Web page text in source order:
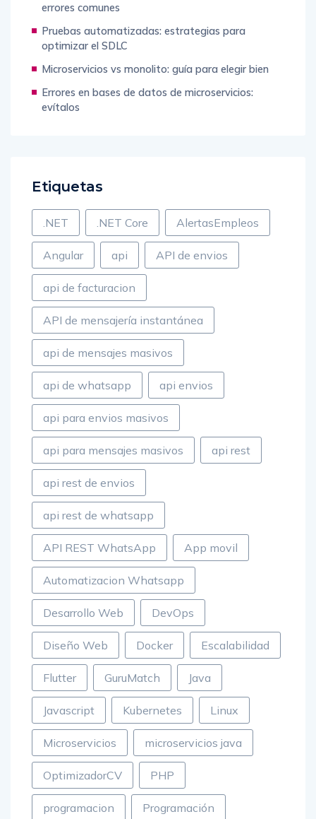
Automatización infraestructura DevOps: evita
Pruebas automatizadas: estrategias para
Errores en bases de datos de microservicios:
.NET .NET Core AlertasEmpleos
Angular api API de envios
api de facturacion
API de mensajería instantánea
api de mensajes masivos
api de whatsapp api envios
api para envios masivos
api para mensajes masivos api rest
api rest de envios
api rest de whatsapp
API REST WhatsApp App movil
Automatizacion Whatsapp
Desarrollo Web DevOps
Diseño Web Docker Escalabilidad
Flutter GuruMatch Java
Javascript Kubernetes Linux
Microservicios microservicios java
OptimizadorCV PHP